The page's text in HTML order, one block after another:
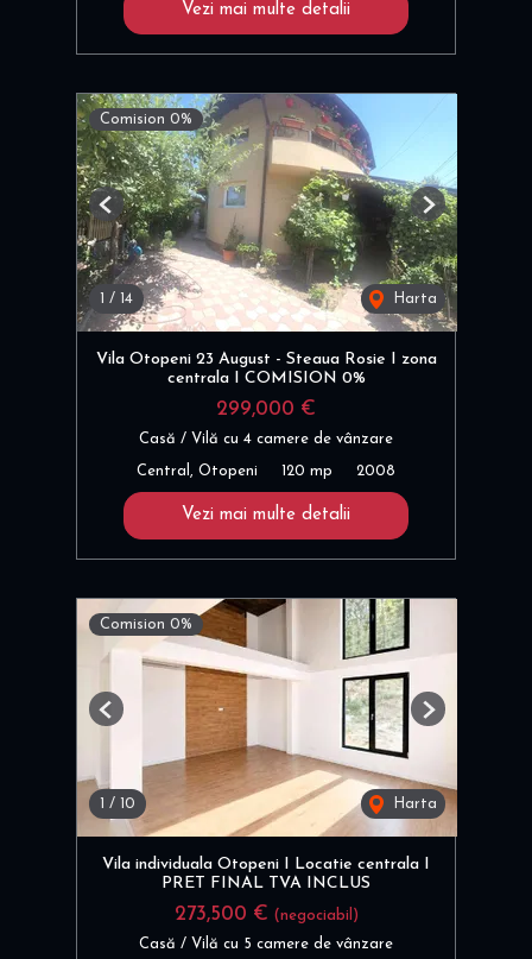
Vezi mai multe detalii
Comision 0%
/ 14 Harta
Previous Next
Vila Otopeni 23 August - Steaua Rosie I zona
centrala I COMISION 0%
299,000 €
Casă / Vilă cu 4 camere de vânzare
Central, Otopeni 120 mp 2008
Vezi mai multe detalii
Comision 0%
1 / 10 Harta
Previous Next
Vila individuala Otopeni I Locatie centrala I
PRET FINAL TVA INCLUS
273,500 € (negociabil)
Casă / Vilă cu 5 camere de vânzare